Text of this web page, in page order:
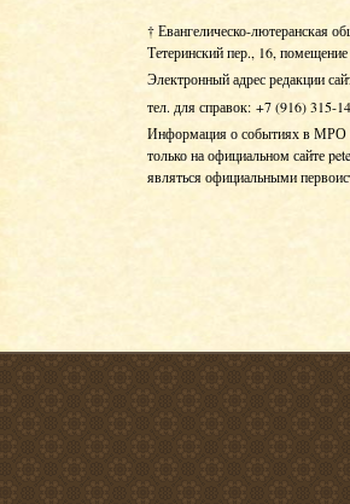
† Евангелическо-лютеранская
Тетеринский пер., 16,
Электронный адрес редакции
тел. для справок: +7 (916) 315-
Информация о событиях в МРО
только на официальном сайте
являться официальными